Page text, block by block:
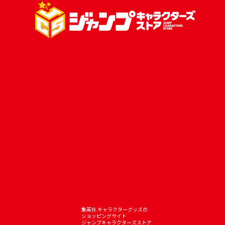
集英社 キャラクターグッズの
ショッピングサイト
ジャンプキャラクターズストア